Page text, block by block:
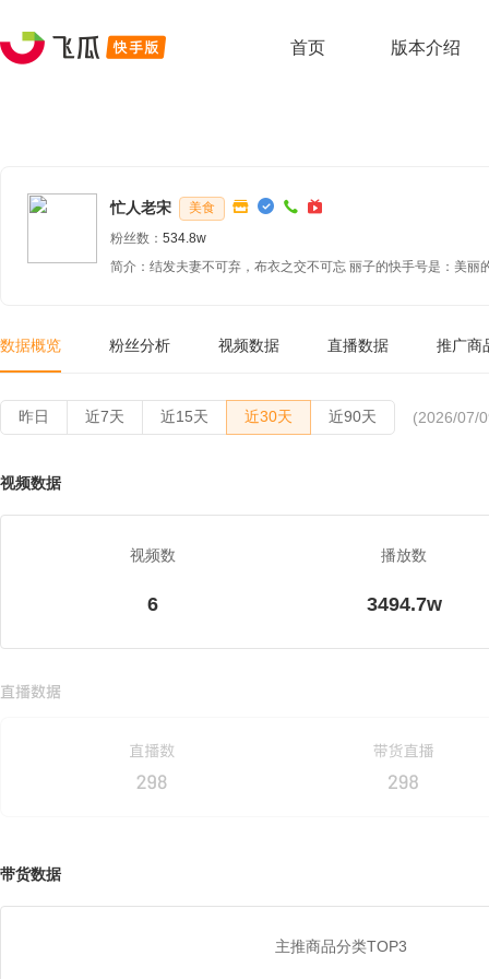
首页 版本介绍
忙人老宋
美食
粉丝数： 534.8w
简介：结发夫妻不可弃，布衣之交不可忘 丽子的快手号是：美
数据概览 粉丝分析 视频数据 直播数据 推广商
昨日 近7天 近15天 近30天 近90天 (2026/07/
视频数据
视频数
6
播放数
3494.7w
带货数据
主推商品分类TOP3